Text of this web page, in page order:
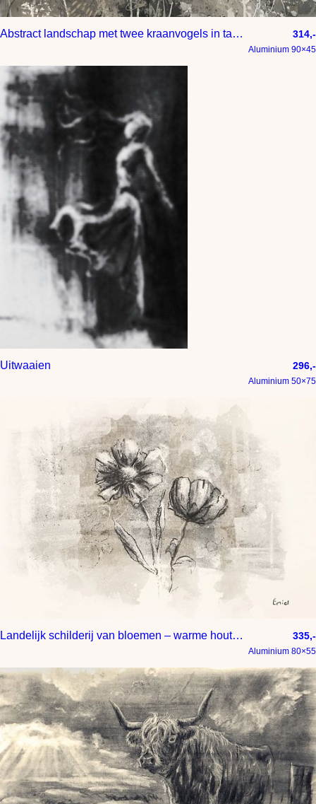
Abstract landschap met twee kraanvogels in taupe greige warmgrijs en beige tinten 314,-
Aluminium 90×45
Uitwaaien 296,-
Aluminium 50×75
Landelijk schilderij van bloemen – warme houtskooltekening met natuurlijke texturen 335,-
Aluminium 80×55